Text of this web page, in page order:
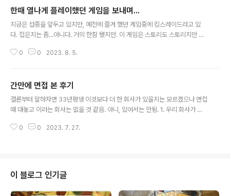
한때 열나게 플레이했던 게임을 보내며...
지금은 섭종을 앞두고 있지만, 예전에 즐겨 했던 게임중에 킹스레이드라고 있
다. 접은지는 좀...아니다. 거의 한참 됐지만. 이 게임은 스토리도 스토리지만 캐
열심히 모아서 사서 키우면 된다. 코스튬도 마찬가지로 재화 모아서 살 수 있다.
만 해도 내가 쓰고 싶은 캐릭터가 육성 상태와 장비만 괜찮다면 챕터 미는데 쓸
수는 있었다. 그런데 8챕터~9챕터부터 난이도가 급격히 상승해서 어지간한 장
비로는 깨지도 못하고 파티 전멸. 그리고 업그레이드를 하려면 돌아야 하는 것
0 0 2023. 8. 5.
간만에 면접 본 후기
결론부터 말하자면 33년평생 이것보다 더 한 회사가 있을지는 모르겠으나 면접
때 대놓고 이러는 회사는 없을 것 같음. 아니, 있어서는 안됨. 1. 우리 회사가 뭐
수 있습니다. 노멀한 질문이예요. 2. 회사 서비스에 대해 빡세게 가르칠거고 제
어떠냐고요? 이 세상에 월급이 밀리는데도 허허 할 직장인이 과연 있을까요? 본
인 말로는 최악을 상정하고 하는 질문이네 어쩌네 하는데, 이런 질문을 하는 것
자체..
0 0 2023. 7. 27.
이 블로그 인기글